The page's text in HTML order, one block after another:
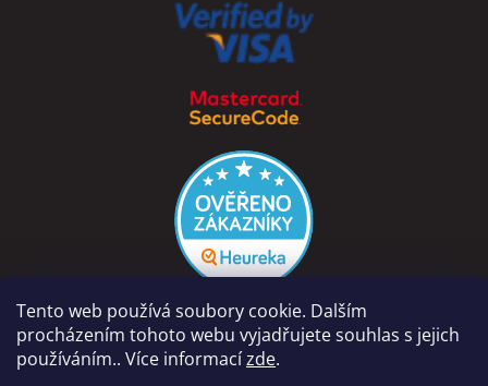
Tento web používá soubory cookie. Dalším
procházením tohoto webu vyjadřujete souhlas s jejich
používáním.. Více informacízde.